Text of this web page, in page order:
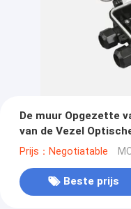
De muur Opgezette
van de Vezel
Prijs：Negotiatable
Beste prijs